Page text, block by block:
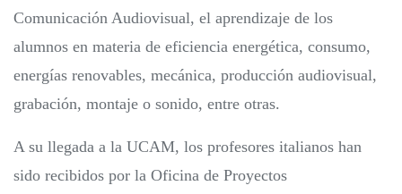
Comunicación Audiovisual, el aprendizaje de los
alumnos en materia de eficiencia energética, consumo,
energías renovables, mecánica, producción audiovisual,
grabación, montaje o sonido, entre otras.
A su llegada a la UCAM, los profesores italianos han
sido recibidos por la Oficina de Proyectos